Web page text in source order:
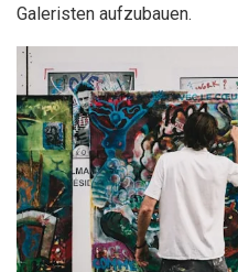
Galeristen aufzubauen.